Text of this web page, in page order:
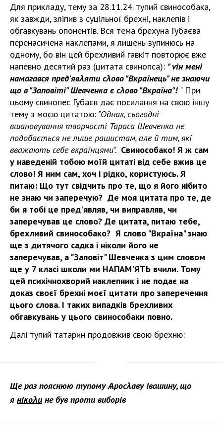
Для прикладу, тему за 28.11.24. тупий свинособака,
як завжди, зліпив з суцільної брехні, наклепів і
обгавкувань опонентів. Вся тема брехуна Губаєва
перенасичена наклепами, я лишень зупинюсь на
одному, бо він цей брехливий гавкіт повторює вже
напевно десятий раз (цитата свинопса): " ѵін мені
намагався пред'явλяти сλово "Вкраїнець" не знаючи
що в "Заповіті" Шевченка є сλово "Вкраїна"! " При
цьому свинопес Губаєв дає посилання на свою іншу
тему з моєю цитатою: "Однак, сьогодні
вшановування творчості Тараса Шевченка не
подобається не лише рашистам, але й тим, які
вважають себе вкраїнцями". Свинособако! Я ж сам
у наведеній тобою моїй цитаті від себе вжив це
слово! Я ним сам, хоч і рідко, користуюсь. Я
питаю: Що тут свідчить про те, що я його нібито
не знаю чи заперечую? Де моя цитата про те, де
би я тобі це пред'являв, чи виправляв, чи
заперечував це слово? Де цитата, питаю тебе,
брехливий свинособако? Я слово "Вкраїна" знаю
ще з дитячого садка і ніколи його не
заперечував, а "Заповіт" Шевченка з цим словом
ще у 7 класі школи ми НАПАМ'ЯТЬ вчили. Тому
цей психічнохворий наклепник і не подає на
доказ своєї брехні моєї цитати про заперечення
цього слова. І таких випадків брехливих
обгавкувань у цього свинособаки повно.
Далі тупий татарин продовжив свою брехню:
Ще раз пояснюю тупому Ѧросλаву Івашину, що
я нікоλине був проти виборів